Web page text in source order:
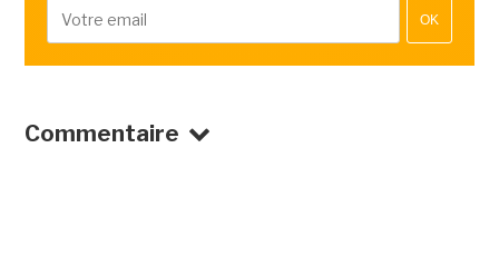
OK
Commentaire